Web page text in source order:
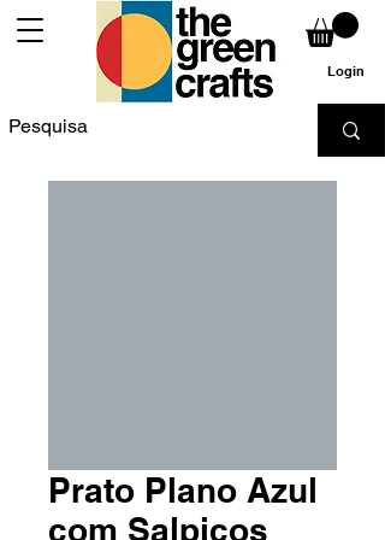
Login
Prato Plano Azul
com Salpicos